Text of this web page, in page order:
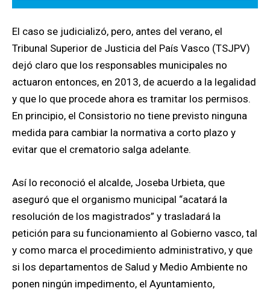
El caso se judicializó, pero, antes del verano, el
Tribunal Superior de Justicia del País Vasco (TSJPV)
dejó claro que los responsables municipales no
actuaron entonces, en 2013, de acuerdo a la legalidad
y que lo que procede ahora es tramitar los permisos.
En principio, el Consistorio no tiene previsto ninguna
medida para cambiar la normativa a corto plazo y
evitar que el crematorio salga adelante.
Así lo reconoció el alcalde, Joseba Urbieta, que
aseguró que el organismo municipal “acatará la
resolución de los magistrados” y trasladará la
petición para su funcionamiento al Gobierno vasco, tal
y como marca el procedimiento administrativo, y que
si los departamentos de Salud y Medio Ambiente no
ponen ningún impedimento, el Ayuntamiento,